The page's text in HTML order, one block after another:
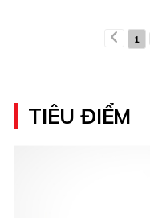
1
TIÊU ĐIỂM